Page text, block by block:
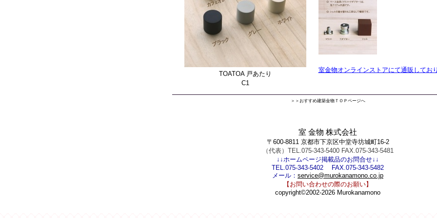
TOATOA 戸あたり
C1
室金物オンラインストアにて通販してお
＞＞おすすめ建築金物ＴＯＰページへ
室 金物 株式会社
〒600-8811 京都市下京区中堂寺坊城町16-2
（代表）TEL.075-343-5400 FAX.075-343-5481
↓↓ホームページ掲載品のお問合せ↓↓
TEL.075-343-5402 FAX.075-343-5482
メール： service@murokanamono.co.jp
【お問い合わせの際のお願い】
copyright©2002-2026 Murokanamono